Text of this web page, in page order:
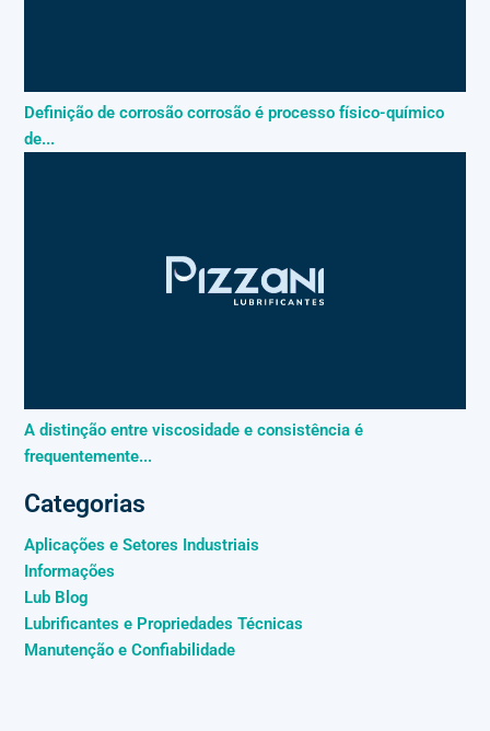
Definição de corrosão corrosão é processo físico-químico
de...
A distinção entre viscosidade e consistência é
frequentemente...
Categorias
Aplicações e Setores Industriais
Informações
Lub Blog
Lubrificantes e Propriedades Técnicas
Manutenção e Confiabilidade